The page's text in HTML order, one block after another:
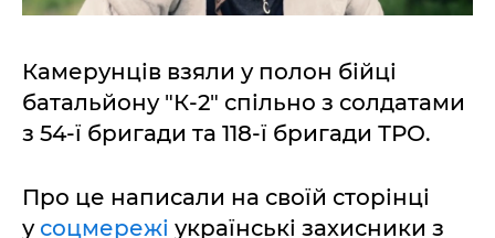
Камерунців взяли у полон бійці
батальйону "К-2" спільно з солдатами
з 54-ї бригади та 118-ї бригади ТРО.
Про це написали на своїй сторінці
у соцмережі українські захисники з